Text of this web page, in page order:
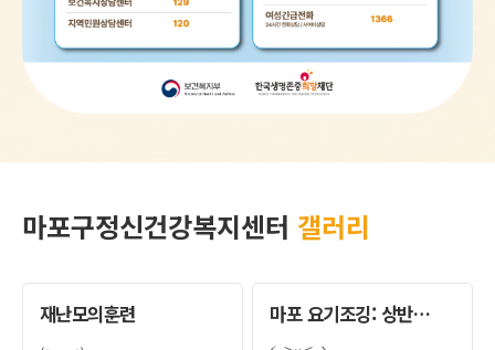
마포구정신건강복지센터 갤러리
재난모의훈련 마포 요기조깅: 상반기 평가회